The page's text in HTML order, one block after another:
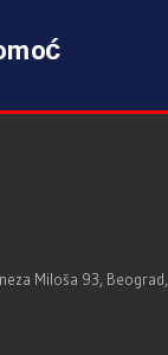
Miloša 93, Beograd,